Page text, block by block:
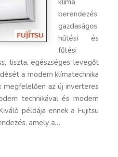
berendezés
gazdaságos
hűtési és
fűtési
tiszta, egészséges levegőt
a modern klímatechnika
megfelelően az új inverteres
technikával és modern
példája ennek a Fujitsu
amely a…